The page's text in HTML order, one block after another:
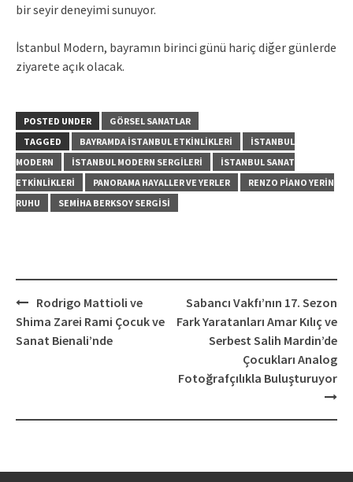
bir seyir deneyimi sunuyor.
İstanbul Modern, bayramın birinci günü hariç diğer günlerde
ziyarete açık olacak.
POSTED UNDER
GÖRSEL SANATLAR
TAGGED
BAYRAMDA İSTANBUL ETKINLIKLERI
İSTANBUL
MODERN
İSTANBUL MODERN SERGILERI
İSTANBUL SANAT
ETKINLIKLERI
PANORAMA HAYALLER VE YERLER
RENZO PIANO YERIN
RUHU
SEMIHA BERKSOY SERGISI
Post
navigation
Rodrigo Mattioli ve
Shima Zarei Rami Çocuk ve
Sanat Bienali’nde
Sabancı Vakfı’nın 17. Sezon
Fark Yaratanları Amar Kılıç ve
Serbest Salih Mardin’de
Çocukları Analog
Fotoğrafçılıkla Buluşturuyor